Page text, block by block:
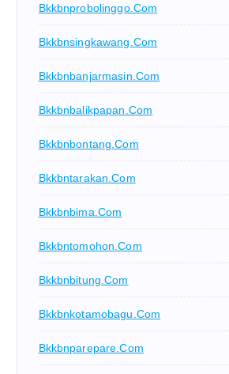
Bkkbnprobolinggo.com
Bkkbnsingkawang.com
Bkkbnbanjarmasin.com
Bkkbnbalikpapan.com
Bkkbnbontang.com
Bkkbntarakan.com
Bkkbnbima.com
Bkkbntomohon.com
Bkkbnbitung.com
Bkkbnkotamobagu.com
Bkkbnparepare.com